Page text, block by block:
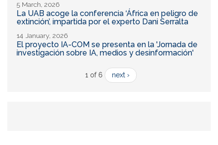
5 March, 2026
La UAB acoge la conferencia ‘África en peligro de
extinción’, impartida por el experto Dani Serralta
14 January, 2026
El proyecto IA-COM se presenta en la 'Jornada de
investigación sobre IA, medios y desinformación'
1 of 6 next ›